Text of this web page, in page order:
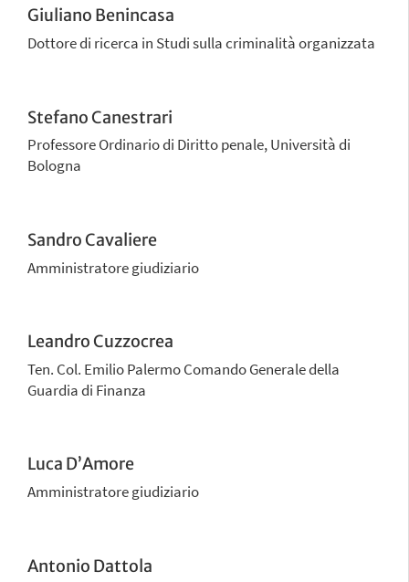
Giuliano Benincasa
Dottore di ricerca in Studi sulla criminalità organizzata
Stefano Canestrari
Professore Ordinario di Diritto penale, Università di
Bologna
Sandro Cavaliere
Amministratore giudiziario
Leandro Cuzzocrea
Ten. Col. Emilio Palermo Comando Generale della
Guardia di Finanza
Luca D’Amore
Amministratore giudiziario
Antonio Dattola